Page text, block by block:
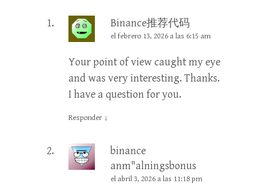
Binance推荐代码
el febrero 13, 2026 a las 6:15 am
Your point of view caught my eye
and was very interesting. Thanks.
I have a question for you.
Responder ↓
binance
anm"alningsbonus
el abril 3, 2026 a las 11:18 pm